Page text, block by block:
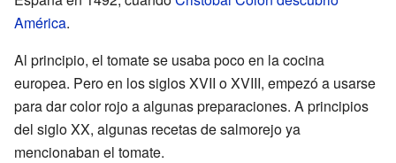
América.
Al principio, el tomate se usaba poco en la cocina
europea. Pero en los siglos XVII o XVIII, empezó a usarse
para dar color rojo a algunas preparaciones. A principios
del siglo XX, algunas recetas de salmorejo ya
mencionaban el tomate.